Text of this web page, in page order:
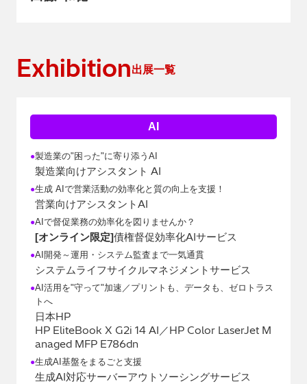
Exhibition出展一覧
AI
●製造業の"困った"に寄り添うAI
製造業向けアシスタント AI
●生成 AIで営業活動の効率化と質の向上を支援！
営業向けアシスタントAI
●AIで督促業務の効率化を図りませんか？
[オンライン限定]債権督促効率化AIサービス
●AI開発～運用・システム監査まで一気通貫
システムライフサイクルマネジメントサービス
●AI活用を"守って"加速／プリントも、データも、ゼロトラス
トへ
日本HP
HP EliteBook X G2i 14 AI／HP Color LaserJet M
anaged MFP E786dn
●生成AI基盤をまるごと支援
生成AI対応サーバーアウトソーシングサービス